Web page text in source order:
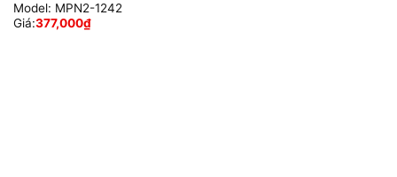
Model: MPN2-1242
Giá:377,000₫